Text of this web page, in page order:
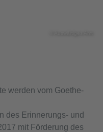
werden vom Goethe-
des Erinnerungs- und
mit Förderung des